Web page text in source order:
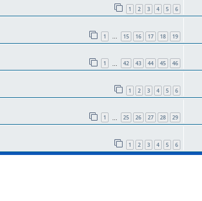
1 2 3 4 5 6
1 … 15 16 17 18 19
1 42 43 44 45 46
1 2 3 4 5 6
1 25 26 27 28 29
1 2 3 4 5 6